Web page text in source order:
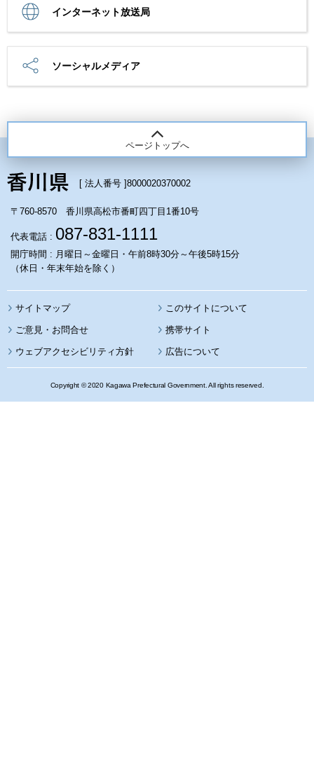
インターネット放送局
ソーシャルメディア
ページトップへ
[ 法人番号 ]8000020370002
〒760-8570 香川県高松市番町四丁目1番10号
代表電話 : 087-831-1111
開庁時間 : 月曜日～金曜日・午前8時30分～午後5時15分
（休日・年末年始を除く）
サイトマップ このサイトについて
携帯サイト
ウェブアクセシビリティ方針 広告について
Copyright © 2020 Kagawa Prefectural Government. All rights reserved.